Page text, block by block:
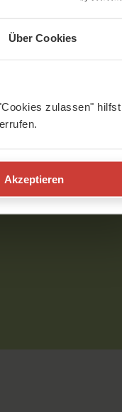
Über Cookies
zulassen" hilfst
Akzeptieren